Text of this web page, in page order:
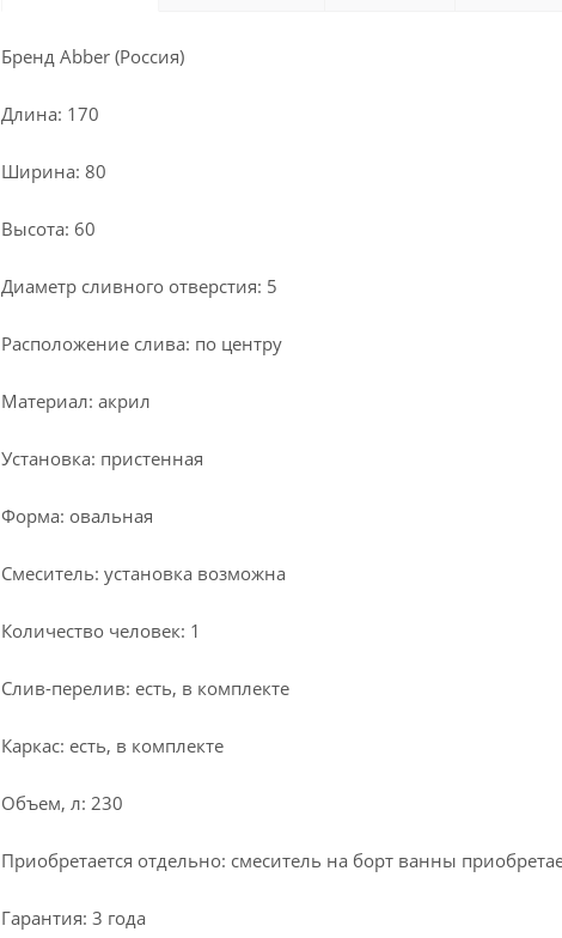
Бренд Abber (Россия)
Длина: 170
Ширина: 80
Высота: 60
Диаметр сливного отверстия: 5
Расположение слива: по центру
Материал: акрил
Установка: пристенная
Форма: овальная
Смеситель: установка возможна
Количество человек: 1
Слив-перелив: есть, в комплекте
Каркас: есть, в комплекте
Объем, л: 230
Приобретается отдельно: смеситель на борт ванны
Гарантия: 3 года